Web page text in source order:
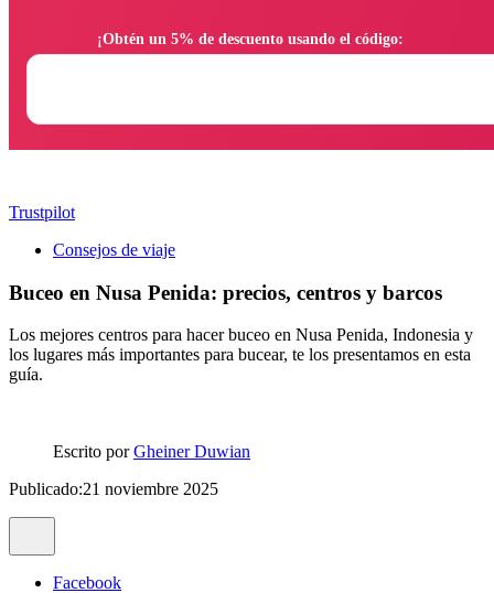
Trustpilot
Consejos de viaje
Buceo en Nusa Penida: precios, centros y barcos
Los mejores centros para hacer buceo en Nusa Penida, Indonesia y
los lugares más importantes para bucear, te los presentamos en esta
guía.
Escrito porGheiner Duwian
Publicado:21 noviembre 2025
Facebook